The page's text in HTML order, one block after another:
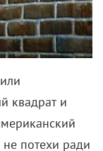
веры. Да, к